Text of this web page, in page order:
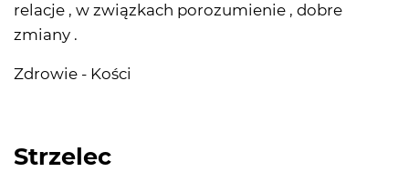
relacje , w związkach porozumienie , dobre
zmiany .
Zdrowie - Kości
Strzelec